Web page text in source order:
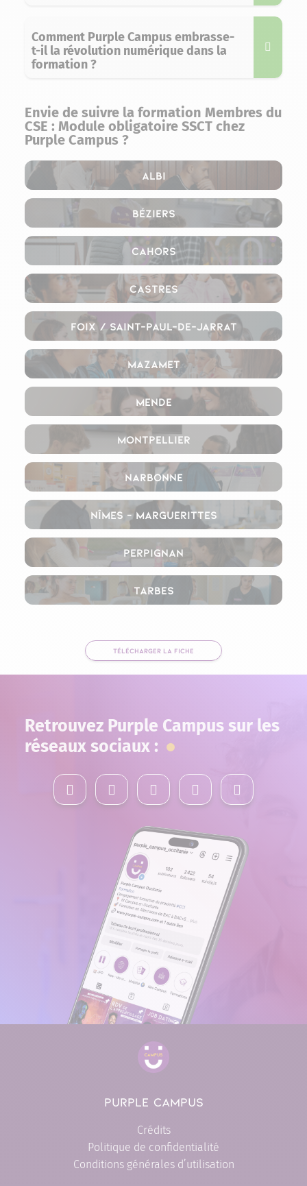
Comment Purple Campus embrasse-
t-il la révolution numérique dans la
formation ?
Envie de suivre la formation Membres du
CSE : Module obligatoire SSCT chez
Purple Campus ?
Albi
Béziers
Cahors
Castres
Foix / Saint-Paul-de-Jarrat
Mazamet
Mende
Montpellier
Narbonne
Nîmes – Marguerittes
Perpignan
Tarbes
TÉLÉCHARGER LA FICHE
Retrouvez Purple Campus sur les
réseaux sociaux :
PURPLE CAMPUS
Crédits
Politique de confidentialité
Conditions générales d’utilisation